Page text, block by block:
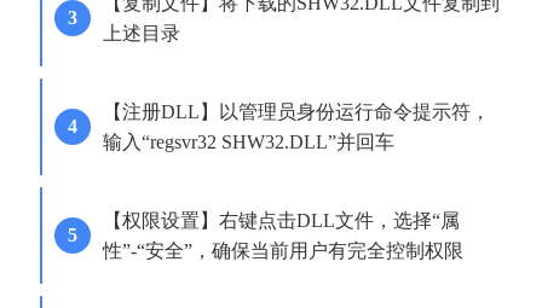
上述目录
【注册DLL】以管理员身份运行命令提示符，
输入“regsvr32 SHW32.DLL”并回车
【权限设置】右键点击DLL文件，选择“属
性”-“安全”，确保当前用户有完全控制权限